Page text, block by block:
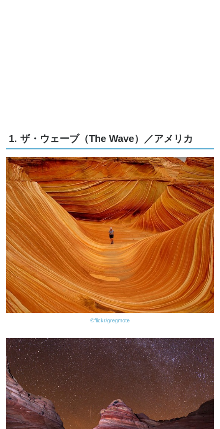
1. ザ・ウェーブ（The Wave）／アメリカ
©flickr/gregmote